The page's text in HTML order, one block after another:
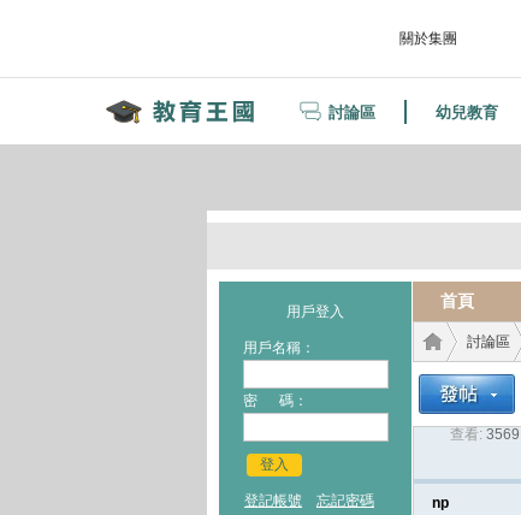
關於集團
討論區 幼兒教育
用戶登入
用戶名稱：
密 碼：
登入
登記帳號 忘記密碼
首頁
討論區
›
查看: 3569
np